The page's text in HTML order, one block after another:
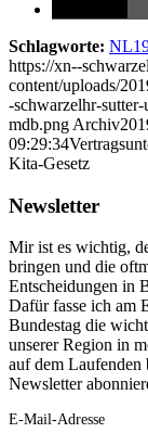
Schlagworte:
https://xn--
content/uploads/
-schwarzelhr-
mdb.png Archiv
09:29:34
Kita-Gesetz
Newsletter
Mir ist es wichtig,
bringen und die
Entscheidungen in
Dafür fasse ich am
Bundestag die
unserer Region in
auf dem Laufenden
Newsletter
E-Mail-Adresse